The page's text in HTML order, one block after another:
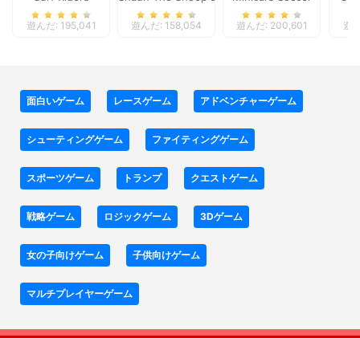
遊んだ: 195,041 遊んだ: 158,054 遊んだ: 200,601 遊
面白いゲーム レースゲーム アドベンチャーゲーム
シューティングゲーム ファイティングゲーム
スポーツゲーム トランプ クエストゲーム
戦略ゲーム ロジックゲーム 3Dゲーム
女の子向けゲーム 子供向けゲーム
マルチプレイヤーゲーム